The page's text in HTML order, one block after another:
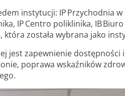
instytucji: IP Przychodnia
IP Centro poliklinika, IB
która została wybrana jako
zapewnienie dostępności i
poprawa wskaźników